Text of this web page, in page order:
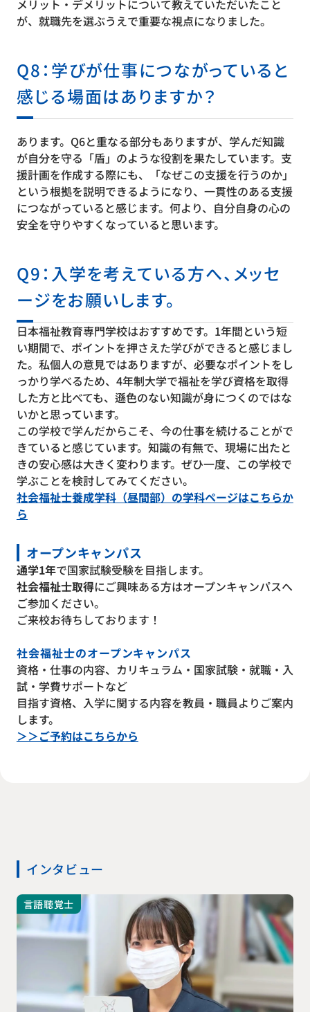
メリット・デメリットについて教えていただいたこと
が、就職先を選ぶうえで重要な視点になりました。
Q8：学びが仕事につながっていると
感じる場面はありますか？
あります。Q6と重なる部分もありますが、学んだ知識
が自分を守る「盾」のような役割を果たしています。支
援計画を作成する際にも、「なぜこの支援を行うのか」
という根拠を説明できるようになり、一貫性のある支援
につながっていると感じます。何より、自分自身の心の
安全を守りやすくなっていると思います。
Q9：入学を考えている方へ、メッセ
ージをお願いします。
日本福祉教育専門学校はおすすめです。1年間という短
い期間で、ポイントを押さえた学びができると感じまし
た。私個人の意見ではありますが、必要なポイントをし
っかり学べるため、4年制大学で福祉を学び資格を取得
した方と比べても、遜色のない知識が身につくのではな
いかと思っています。
この学校で学んだからこそ、今の仕事を続けることがで
きていると感じています。知識の有無で、現場に出たと
きの安心感は大きく変わります。ぜひ一度、この学校で
学ぶことを検討してみてください。
社会福祉士養成学科（昼間部）の学科ページはこちらか
ら
オープンキャンパス
通学1年で国家試験受験を目指します。
社会福祉士取得にご興味ある方はオープンキャンパスへ
ご参加ください。
ご来校お待ちしております！
社会福祉士のオープンキャンパス
資格・仕事の内容、カリキュラム・国家試験・就職・入
試・学費サポートなど
目指す資格、入学に関する内容を教員・職員よりご案内
します。
＞＞ご予約はこちらから
インタビュー
言語聴覚士